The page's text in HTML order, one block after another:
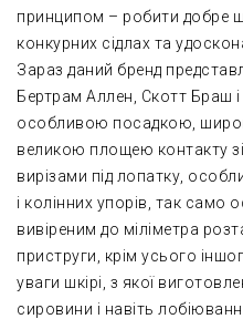
принципом – робити добре
конкурних сідлах та
Зараз даний бренд
Бертрам Аллен, Скотт Браш і
особливою посадкою,
великою площею контакту
вирізами під лопатку,
і колінних упорів, так само
вивіреним до міліметра
приструги, крім усього
уваги шкірі, з якої
сировини і навіть